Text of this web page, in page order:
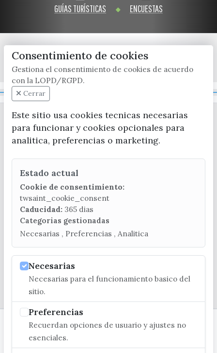
GUÍAS TURÍSTICAS ENCUESTAS
x / twitter facebook youtube instagram
CONTACTA CON LA OFICINA DE TURISMO
(+34) 952 541 104
turismo@velezmalaga.es
C/ Poniente, 2. CP 29740 - Torre del Mar
Consentimiento de cookies
Gestiona el consentimiento de cookies de acuerdo
con la LOPD/RGPD.
Cerrar
Este sitio usa cookies tecnicas necesarias
para funcionar y cookies opcionales para
analitica, preferencias o marketing.
Estado actual
Cookie de consentimiento:
twsaint_cookie_consent
Caducidad: 365 dias
Categorias gestionadas
Necesarias , Preferencias , Analitica
Necesarias
Necesarias para el funcionamiento basico del
sitio.
Preferencias
Recuerdan opciones de usuario y ajustes no
esenciales.